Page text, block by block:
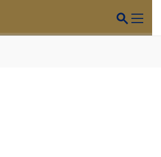
Z
oM